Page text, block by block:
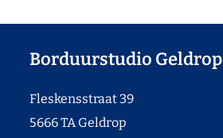
Borduurstudio Geldrop
Fleskensstraat 39
5666 TA Geldrop